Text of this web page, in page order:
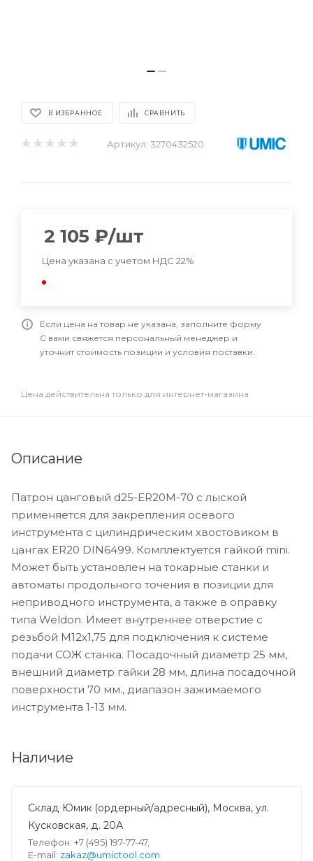
В ИЗБРАННОЕ СРАВНИТЬ
Артикул: 3270432520
2 105 ₽/шт
Цена указана с учетом НДС 22%
Если цена на товар не указана, заполните форму
С вами свяжется персональный менеджер и
уточнит стоимость позиции и условия поставки.
Цена действительна только для интернет-магазина
Описание
Патрон цанговый d25-ER20M-70 с лыской
применяется для закрепления осевого
инструмента с цилиндрическим хвостовиком в
цангах ER20 DIN6499. Комплектуется гайкой mini.
Может быть установлен на токарные станки и
автоматы продольного точения в позиции для
неприводного инструмента, а также в оправку
типа Weldon. Имеет внутреннее отверстие с
резьбой М12х1,75 для подключения к системе
подачи СОЖ станка. Посадочный диаметр 25 мм,
внешний диаметр гайки 28 мм, длина посадочной
поверхности 70 мм., диапазон зажимаемого
инструмента 1-13 мм.
Наличие
Склад Юмик (ордерный/адресный), Москва, ул.
Кусковская, д. 20А
Телефон: +7 (495) 197-77-47,
E-mail: zakaz@umictool.com